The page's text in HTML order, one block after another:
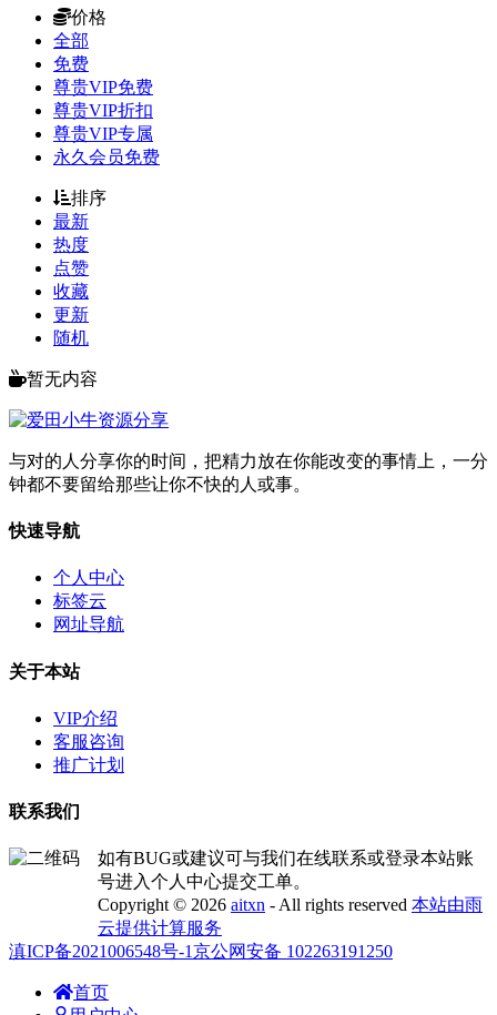
价格
全部
免费
尊贵VIP免费
尊贵VIP折扣
尊贵VIP专属
永久会员免费
排序
最新
热度
点赞
收藏
更新
随机
暂无内容
与对的人分享你的时间，把精力放在你能改变的事情上，一分
钟都不要留给那些让你不快的人或事。
快速导航
个人中心
标签云
网址导航
关于本站
VIP介绍
客服咨询
推广计划
联系我们
如有BUG或建议可与我们在线联系或登录本站账
号进入个人中心提交工单。
Copyright © 2026 aitxn - All rights reserved 本站由雨
云提供计算服务
滇ICP备2021006548号-1京公网安备 102263191250
首页